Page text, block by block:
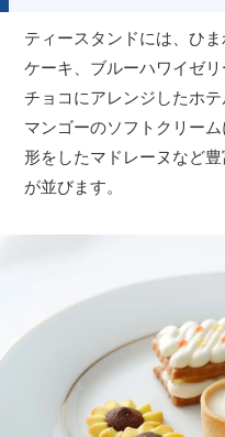
ティースタンドには、ひ
ケーキ、ブルーハワイゼ
チョコにアレンジしたホ
マンゴーのソフトクリー
形をしたマドレーヌなど
が並びます。